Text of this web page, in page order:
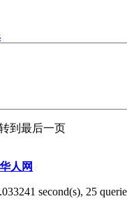
到最后一页
人网
second(s), 25